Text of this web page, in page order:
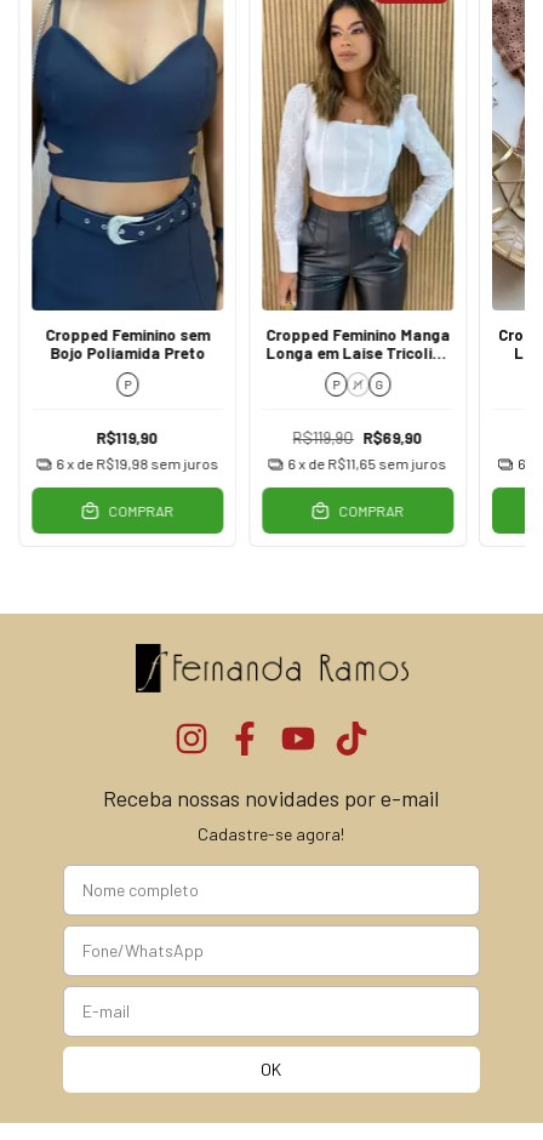
Cropped Feminino sem
Bojo Poliamida Preto
P
R$119,90
6x de R$19,98 sem juros
COMPRAR
Cropped Feminino Manga
Longa em Laise Tricoline
Branco
P M G
R$119,90 R$69,90
6 x de R$11,65 sem juros
COMPRAR
Liz
6
Receba nossas novidades por e-mail
Cadastre-se agora!